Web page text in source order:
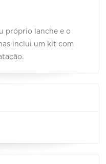
próprio lanche e o
inclui um kit com